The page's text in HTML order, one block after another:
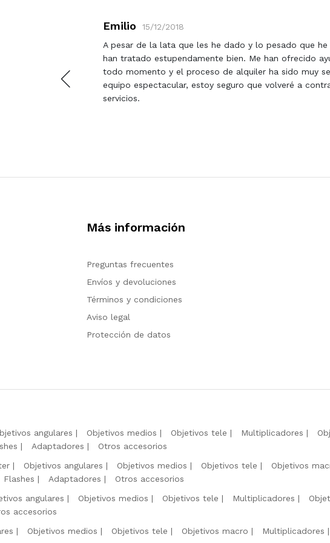
Emilio
15/12/2018
A pesar de la lata que les he dado y lo pesado que he
han tratado estupendamente bien. Me han ofrecido
todo momento y el proceso de alquiler ha sido muy
equipo espectacular, estoy seguro que volveré a
servicios.
Más información
Preguntas frecuentes
Envíos y devoluciones
Términos y condiciones
Aviso legal
Protección de datos
angulares Objetivos medios Objetivos tele Multiplicadores
Adaptadores
Otros accesorios
Objetivos angulares Objetivos medios Objetivos tele Objetivos
Flashes Adaptadores
Otros accesorios
angulares Objetivos medios Objetivos tele Multiplicadores
accesorios
Objetivos medios Objetivos tele Objetivos macro Multiplicadores